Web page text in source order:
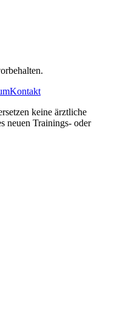
Kontakt
keine ärztliche
neuen Trainings- oder